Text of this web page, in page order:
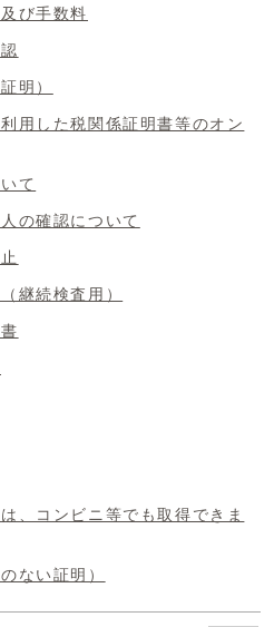
び手数料
明）
用した税関係証明書等のオン
て
の確認について
継続検査用）
、コンビニ等でも取得できま
ない証明）